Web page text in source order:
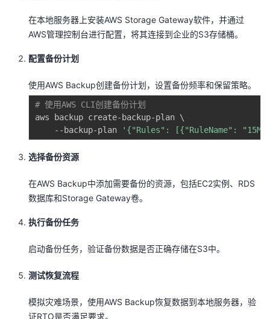
在本地服务器上安装AWS Storage Gateway软件，并通过
AWS管理控制台进行配置，将其连接到企业的S3存储桶。
配置备份计划
使用AWS Backup创建备份计划，设置备份频率和保留策略。
# 使用AWS CLI创建备份计划
aws backup create-backup-plan \
    --backup-plan
'{"Rules": [{"RuleName":
选择备份资源
在AWS Backup中添加需要备份的资源，包括EC2实例、RDS
数据库和Storage Gateway卷。
执行备份任务
启动备份任务，验证备份数据是否正确存储在S3中。
测试恢复流程
模拟灾难场景，使用AWS Backup恢复数据到本地服务器，验
证RTO是否满足要求。